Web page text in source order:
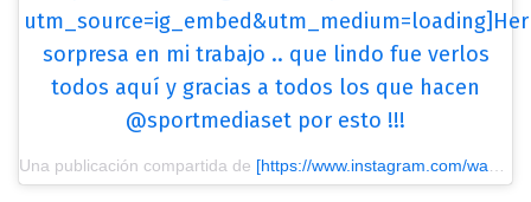
sorpresa en mi trabajo .. que lindo fue verlos
todos aquí y gracias a todos los que hacen
@sportmediaset por esto !!!
Una publicación compartida de [https://www.instagram.com/wanda_icardi/?utm_source=ig_embed&utm_medium=loading] Wanda nara